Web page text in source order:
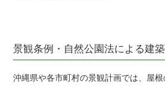
景観条例・自然公園法による建
沖縄県や各市町村の景観計画では、屋